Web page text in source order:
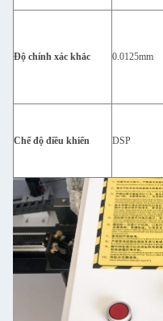
Độ chính xác khắc 0.0125mm
Chế độ điều khiển DSP